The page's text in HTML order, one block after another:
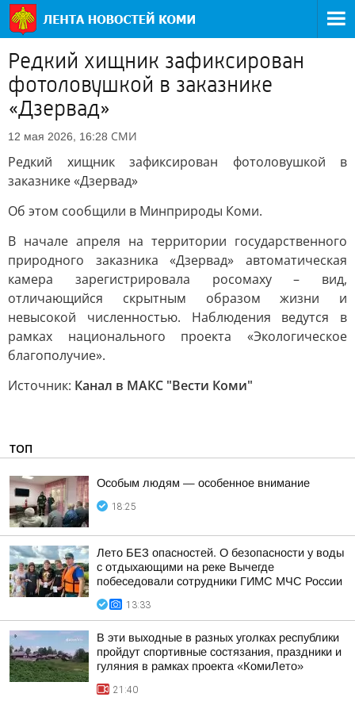
Редкий хищник зафиксирован
фотоловушкой в заказнике
«Дзервад»
12 мая 2026, 16:28 СМИ
Редкий хищник зафиксирован фотоловушкой в
заказнике «Дзервад»
Об этом сообщили в Минприроды Коми.
В начале апреля на территории государственного
природного заказника «Дзервад» автоматическая
камера зарегистрировала росомаху – вид,
отличающийся скрытным образом жизни и
невысокой численностью. Наблюдения ведутся в
рамках национального проекта «Экологическое
благополучие».
Источник: Канал в МАКС "Вести Коми"
ТОП
Особым людям — особенное внимание
18:25
Лето БЕЗ опасностей. О безопасности у воды
с отдыхающими на реке Вычегде
побеседовали сотрудники ГИМС МЧС России
13:33
В эти выходные в разных уголках республики
пройдут спортивные состязания, праздники и
гуляния в рамках проекта «КомиЛето»
21:40